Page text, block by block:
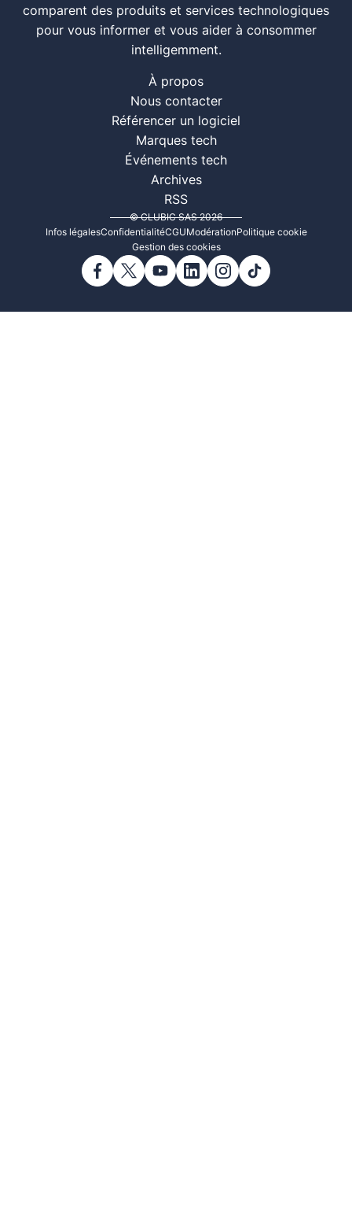
comparent des produits et services technologiques
pour vous informer et vous aider à consommer
intelligemment.
À propos
Nous contacter
Référencer un logiciel
Marques tech
Événements tech
Archives
RSS
© CLUBIC SAS 2026
Infos légalesConfidentialitéCGUModérationPolitique cookie
Gestion des cookies